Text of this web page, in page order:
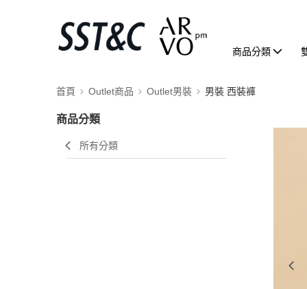
商品分類
首頁 Outlet商品 Outlet男裝 男裝 西裝褲
商品分類
所有分類